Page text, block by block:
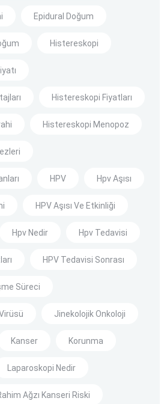
Epidural Doğum
Histereskopi
Histereskopi Fiyatları
Histereskopi Menopoz
HPV Hpv Aşısı
HPV Aşısı Ve Etkinliği
Hpv Nedir Hpv Tedavisi
HPV Tedavisi Sonrası
Süreci
Jinekolojik Onkoloji
Kanser Korunma
Laparoskopi Nedir
Ağzı Kanseri Riski